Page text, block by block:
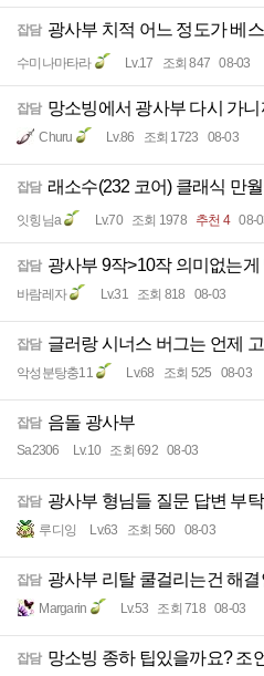
잡담 광사부 치적 어느 정도가 베
수미나마타라 Lv.17 조회 847 08-03
잡담 망소빙에서 광사부 다시 가니
Churu Lv.86 조회 1723 08-03
잡담 래소수(232 코어) 클래식 만
잇힝님a Lv.70 조회 1978 추천 4 08-
잡담 광사부 9작>10작 의미없는게
바람레자 Lv.31 조회 818 08-03
잡담 글러랑 시너스 버그는 언제 고
악성분탕충11 Lv.68 조회 525 08-03
잡담 음돌 광사부
Sa2306 Lv.10 조회 692 08-03
잡담 광사부 형님들 질문 답변 부
루디잉 Lv.63 조회 560 08-03
잡담 광사부 리탈 쿨걸리는건 해
Margarin Lv.53 조회 718 08-03
잡담 망소빙 종하 팁있을까요? 조